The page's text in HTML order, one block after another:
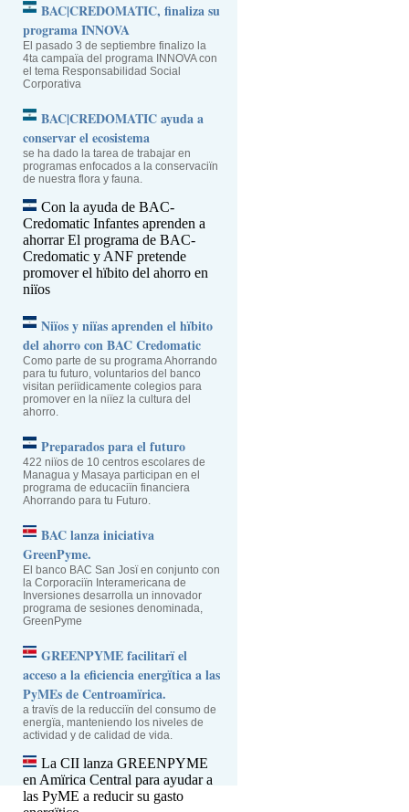
BAC|CREDOMATIC, finaliza su
programa INNOVA
El pasado 3 de septiembre finalizo la
4ta campaïa del programa INNOVA con
el tema Responsabilidad Social
Corporativa
BAC|CREDOMATIC ayuda a
conservar el ecosistema
se ha dado la tarea de trabajar en
programas enfocados a la conservaciïn
de nuestra flora y fauna.
Con la ayuda de BAC-
Credomatic Infantes aprenden a
ahorrarEl programa de BAC-
Credomatic y ANF pretende
promover el hïbito del ahorro en
niïos
Niïos y niïas aprenden el hïbito
del ahorro con BAC Credomatic
Como parte de su programa Ahorrando
para tu futuro, voluntarios del banco
visitan periïdicamente colegios para
promover en la niïez la cultura del
ahorro.
Preparados para el futuro
422 niïos de 10 centros escolares de
Managua y Masaya participan en el
programa de educaciïn financiera
Ahorrando para tu Futuro.
BAC lanza iniciativa
GreenPyme.
El banco BAC San Josï en conjunto con
la Corporaciïn Interamericana de
Inversiones desarrolla un innovador
programa de sesiones denominada,
GreenPyme
GREENPYME facilitarï el
acceso a la eficiencia energïtica a las
PyMEs de Centroamïrica.
a travïs de la reducciïn del consumo de
energïa, manteniendo los niveles de
actividad y de calidad de vida.
La CII lanza GREENPYME
en Amïrica Central para ayudar a
las PyME a reducir su gasto